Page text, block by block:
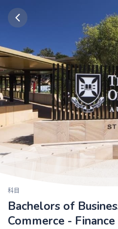
科目
Bachelors of
Commerce - Finance